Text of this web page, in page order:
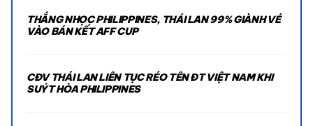
THẮNG NHỌC PHILIPPINES, THÁI LAN 99% GIÀNH VÉ
VÀO BÁN KẾT AFF CUP
CĐV THÁI LAN LIÊN TỤC RÉO TÊN ĐT VIỆT NAM KHI
SUÝT HÒA PHILIPPINES